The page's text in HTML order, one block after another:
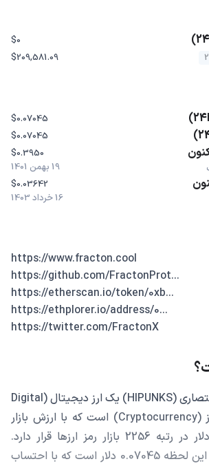
$0
$209,581.09
$0.07045
$0.07045
$0.3950
19 بهمن 1401
$0.03642
16 خرداد 1403
https://www.fracton.cool
...https://github.com/FractonProt
...https://etherscan.io/token/0xb
...https://ethplorer.io/address/0
https://twitter.com/FractonX
hiPUNKS با نماد اختصاری (HIPUNKS) یک ارز دیجیتال (Digital
Currency) یا رمزارز (Cryptocurrency) است که با ارزش بازار
حدود 209,581.09 دلار در رتبه 2256 بازار رمز ارزها قرار دارد.
قیمت hiPUNKS در این لحظه 0.07045 دلار است که با احتساب